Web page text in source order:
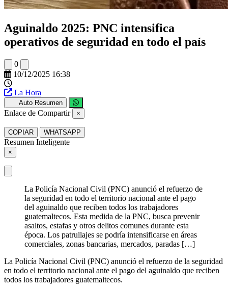
Aguinaldo 2025: PNC intensifica
operativos de seguridad en todo el país
0
10/12/2025 16:38
La Hora
Auto Resumen
Enlace de Compartir ×
COPIAR WHATSAPP
Resumen Inteligente
×
La Policía Nacional Civil (PNC) anunció el refuerzo de
la seguridad en todo el territorio nacional ante el pago
del aguinaldo que reciben todos los trabajadores
guatemaltecos. Esta medida de la PNC, busca prevenir
asaltos, estafas y otros delitos comunes durante esta
época. Los patrullajes se podría intensificarse en áreas
comerciales, zonas bancarias, mercados, paradas […]
La Policía Nacional Civil (PNC) anunció el refuerzo de la seguridad
en todo el territorio nacional ante el pago del aguinaldo que reciben
todos los trabajadores guatemaltecos.